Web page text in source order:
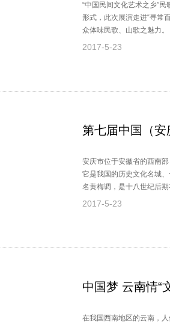
“中国民间文化艺术之乡”
形式，此次展演走进“寻常
众体味民歌、山歌之魅力
区）的35支城市代表队参
2017-5-23
第七届中国（
安庆市位于安徽省的西南
它是我国的历史文化名城
名黄梅调，是十八世纪后
的安庆地区，与当地的民
2017-5-23
中国梦 云南情“
在我国西南地区的云南，